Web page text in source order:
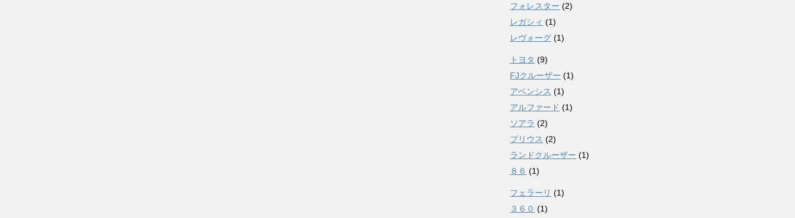
フォレスター (2)
レガシィ (1)
レヴォーグ (1)
トヨタ (9)
FJクルーザー (1)
アベンシス (1)
アルファード (1)
ソアラ (2)
プリウス (2)
ランドクルーザー (1)
８６ (1)
フェラーリ (1)
３６０ (1)